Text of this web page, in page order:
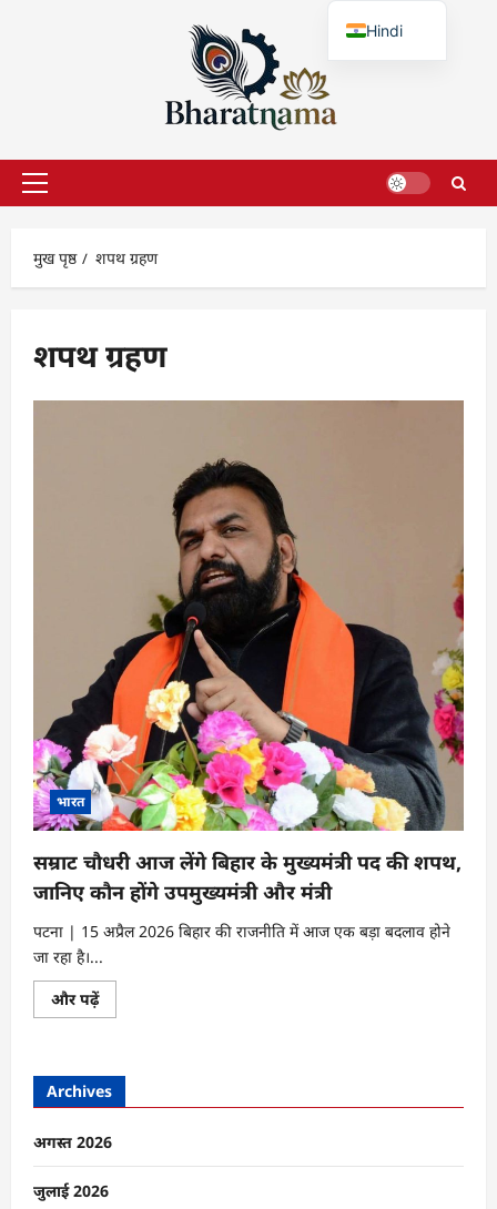
प्राथमिक
मुख पृष्ठ
शपथ ग्रहण
शपथ ग्रहण
भारत
सम्राट चौधरी आज लेंगे बिहार के मुख्यमंत्री पद की शपथ,
जानिए कौन होंगे उपमुख्यमंत्री और मंत्री
पटना | 15 अप्रैल 2026 बिहार की राजनीति में आज एक बड़ा बदलाव होने
जा रहा है।...
और पढ़ेंसम्राट
चौधरी
के
मुख्यमंत्री
पद
शपथ,
जानिए
कौन
होंगे
उपमुख्यमंत्री
Archives
अगस्त 2026
जुलाई 2026
Hindi